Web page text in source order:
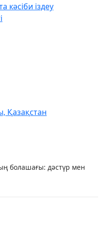
кәсіби іздеу
Қазақстан
болашағы: дәстүр мен